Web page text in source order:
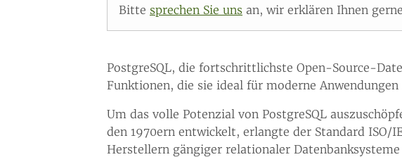
Bitte sprechen Sie uns an, wir erklären Ihnen
PostgreSQL, die fortschrittlichste Open-Source-
Funktionen, die sie ideal für moderne
Um das volle Potenzial von PostgreSQL
den 1970ern entwickelt, erlangte der Standard ISO/
Herstellern gängiger relationaler